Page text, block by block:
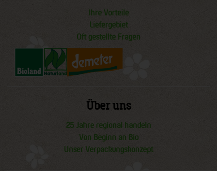
Ihre Vorteile
Liefergebiet
Oft gestellte Fragen
Über uns
25 Jahre regional handeln
Von Beginn an Bio
Unser Verpackungskonzept